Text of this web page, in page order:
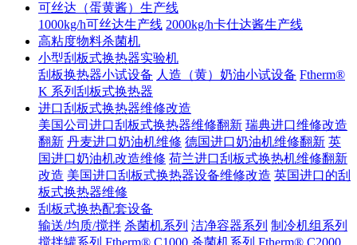
可丝达（蛋黄酱）生产线
1000kg/h可丝达生产线 2000kg/h卡仕达酱生产线
高粘度物料杀菌机
小型刮板式换热器实验机
刮板换热器小试设备 人造（黄）奶油小试设备 Ftherm®
K 系列刮板式换热器
进口刮板式换热器维修改造
美国公司进口刮板式换热器维修翻新 瑞典进口维修改造
翻新 丹麦进口奶油机维修 德国进口奶油机维修翻新 英
国进口奶油机改造维修 荷兰进口刮板式换热机维修翻新
改造 美国进口刮板式换热器设备维修改造 英国进口的刮
板式换热器维修
刮板式换热配套设备
输送/均质/搅拌 杀菌机系列 洁净容器系列 制冷机组系列
搅拌罐系列 Ftherm® C1000 杀菌机系列 Ftherm® C2000